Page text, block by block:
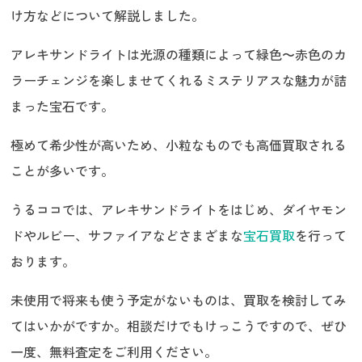
け方などについて解説しました。
アレキサンドライトは光源の種類によって緑色〜赤色のカ
ラーチェンジを楽しませてくれるミステリアスな魅力が詰
まった宝石です。
極めて希少性が高いため、小粒なものでも高価買取される
ことが多いです。
うるココでは、アレキサンドライトをはじめ、ダイヤモン
ドやルビー、サファイアなどさまざまな宝石買取を行って
おります。
未使用で将来も使う予定がないものは、買取を検討してみ
てはいかがですか。相談だけでもけっこうですので、ぜひ
一度、無料査定をご利用ください。